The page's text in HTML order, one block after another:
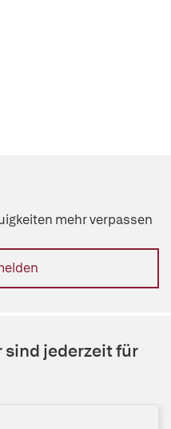
mehr verpassen
sind jederzeit für